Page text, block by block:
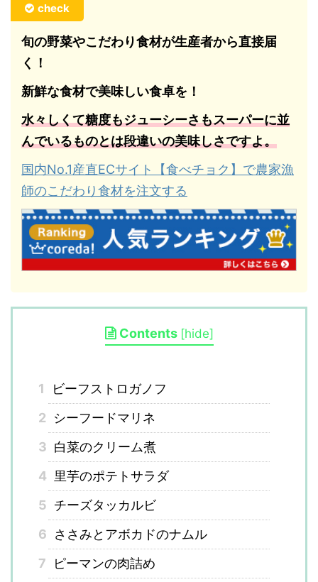
check
旬の野菜やこだわり食材が生産者から直接届
く！
新鮮な食材で美味しい食卓を！
水々しくて糖度もジューシーさもスーパーに並
んでいるものとは段違いの美味しさですよ。
国内No.1産直ECサイト【食べチョク】で農家漁
師のこだわり食材を注文する
Contents [hide]
1
ビーフストロガノフ
2
シーフードマリネ
3 白菜のクリーム煮
4
里芋のポテトサラダ
5 チーズタッカルビ
6
ささみとアボカドのナムル
7
ピーマンの肉詰め